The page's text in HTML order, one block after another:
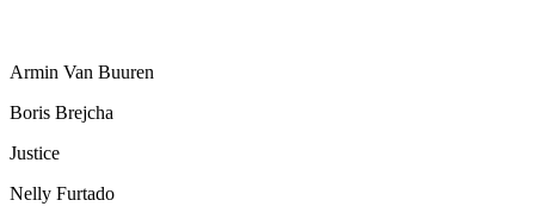
Armin Van Buuren
Boris Brejcha
Justice
Nelly Furtado